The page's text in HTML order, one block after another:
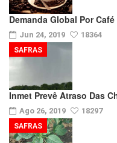
Demanda Global Por
Jun 24, 2019 18364
Inmet Prevê Atraso Das
Ago 26, 2019 18297
SAFRAS
SAFRAS